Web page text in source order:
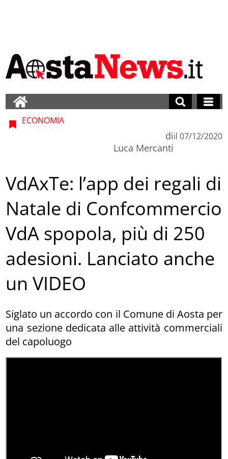
ECONOMIA
di
Luca Mercanti
il 07/12/2020
VdAxTe: l’app dei regali di
Natale di Confcommercio
VdA spopola, più di 250
adesioni. Lanciato anche
un VIDEO
Siglato un accordo con il Comune di Aosta per
una sezione dedicata alle attività commerciali
del capoluogo